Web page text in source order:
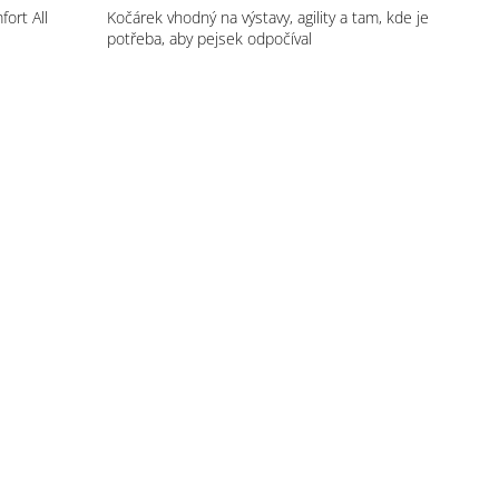
All
Kočárek vhodný na výstavy, agility a tam, kde je
potřeba, aby pejsek odpočíval